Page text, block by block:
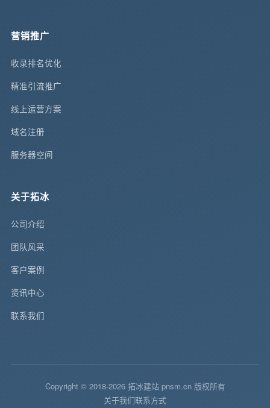
营销推广
收录排名优化
精准引流推广
线上运营方案
域名注册
服务器空间
关于拓冰
公司介绍
团队风采
客户案例
资讯中心
联系我们
Copyright © 2018-2026 拓冰建站 pnsm.cn 版权所有
关于我们联系方式